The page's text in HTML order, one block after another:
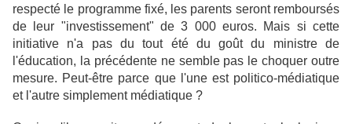
respecté le programme fixé, les parents seront remboursés
de leur "investissement" de 3 000 euros. Mais si cette
initiative n'a pas du tout été du goût du ministre de
l'éducation, la précédente ne semble pas le choquer outre
mesure. Peut-être parce que l'une est politico-médiatique
et l'autre simplement médiatique ?